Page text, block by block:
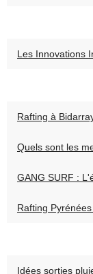
Les Innovations
Rafting à
Quels sont les
GANG SURF :
Rafting Pyrénées
Idées sorties